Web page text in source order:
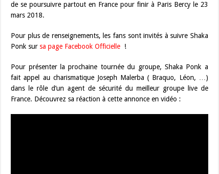
de se poursuivre partout en France pour finir à Paris Bercy le 23
mars 2018.
Pour plus de renseignements, les fans sont invités à suivre Shaka
Ponk sursa page Facebook Officielle !
Pour présenter la prochaine tournée du groupe, Shaka Ponk a
fait appel au charismatique Joseph Malerba ( Braquo, Léon, …)
dans le rôle d’un agent de sécurité du meilleur groupe live de
France. Découvrez sa réaction à cette annonce en vidéo :